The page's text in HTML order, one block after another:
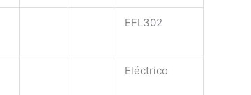
EFL302
Eléctrico